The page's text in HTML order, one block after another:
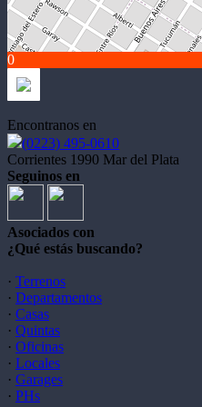
0
Encontranos en
(0223) 495-0610
Corrientes 1990 Mar del Plata
Seguinos en
Asociados con
¿Qué estás buscando?
· Terrenos
· Departamentos
· Casas
· Quintas
· Oficinas
· Locales
· Garages
· PHs